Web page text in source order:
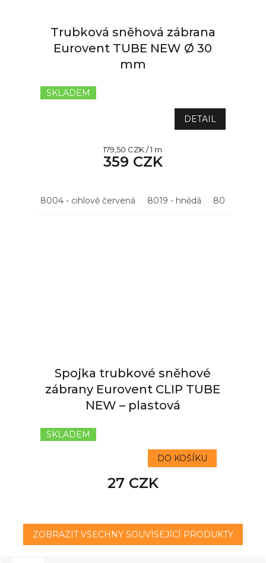
Trubková sněhová zábrana
Eurovent TUBE NEW Ø 30
mm
hodnocení
z
5
SKLADEM
359 CZK
Měrná
cena:
179,50 CZK / 1 m
DETAIL
8004 - cihlově červená 8019 - hnědá 8015 -
Spojka trubkové sněhové
zábrany Eurovent CLIP TUBE
NEW – plastová
SKLADEM
27 CZK
DO KOŠÍKU
ZOBRAZIT VŠECHNY SOUVISEJÍCÍ PRODUKTY